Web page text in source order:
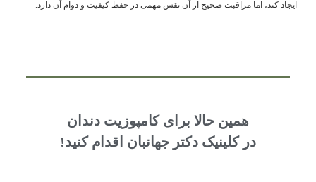
ایجاد کند، اما مراقبت صحیح از آن نقش مهمی در حفظ کیفیت و دوام آن دارد.
همین حالا برای کامپوزیت دندان
در کلینیک دکتر جهانبان اقدام کنید!